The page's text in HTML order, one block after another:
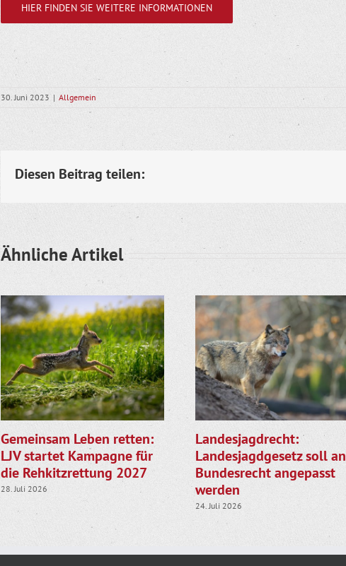
HIER FINDEN SIE WEITERE INFORMATIONEN
30. Juni 2023 | Allgemein
Diesen Beitrag teilen:
Ähnliche Artikel
Gemeinsam Leben retten:
LJV startet Kampagne für
die Rehkitzrettung 2027
28. Juli 2026
Landesjagdrecht:
Landesjagdgesetz soll an
Bundesrecht angepasst
werden
24. Juli 2026